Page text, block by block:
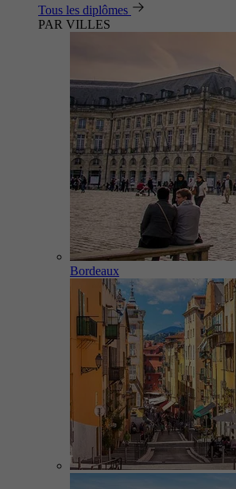
Tous les diplômes
PAR VILLES
Bordeaux